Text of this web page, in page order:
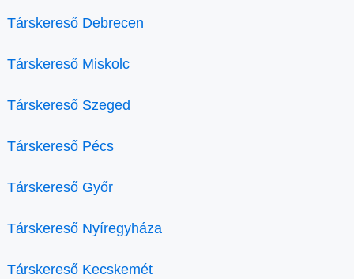
Társkereső Debrecen
Társkereső Miskolc
Társkereső Szeged
Társkereső Pécs
Társkereső Győr
Társkereső Nyíregyháza
Társkereső Kecskemét